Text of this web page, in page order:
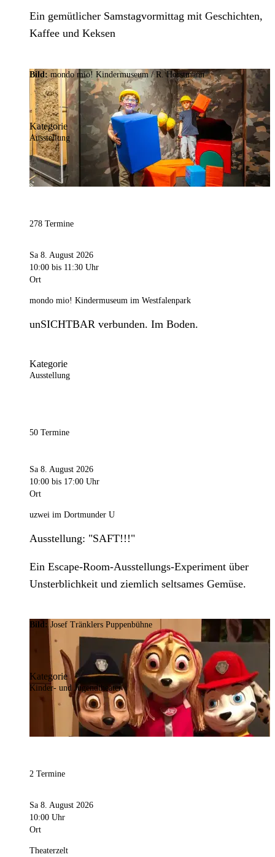
Ein gemütlicher Samstagvormittag mit Geschichten,
Kaffee und Keksen
Bild:mondo mio! Kindermuseum / R. Horstmann
Kategorie
Ausstellung
278 Termine
Sa 8. August 2026
10:00 bis 11:30 Uhr
Ort
mondo mio! Kindermuseum im Westfalenpark
unSICHTBAR verbunden. Im Boden.
Kategorie
Ausstellung
50 Termine
Sa 8. August 2026
10:00 bis 17:00 Uhr
Ort
uzwei im Dortmunder U
Ausstellung: "SAFT!!!"
Ein Escape-Room-Ausstellungs-Experiment über
Unsterblichkeit und ziemlich seltsames Gemüse.
Bild:Josef Tränklers Puppenbühne
Kategorie
Kinder- und Jugendtheater
2 Termine
Sa 8. August 2026
10:00 Uhr
Ort
Theaterzelt